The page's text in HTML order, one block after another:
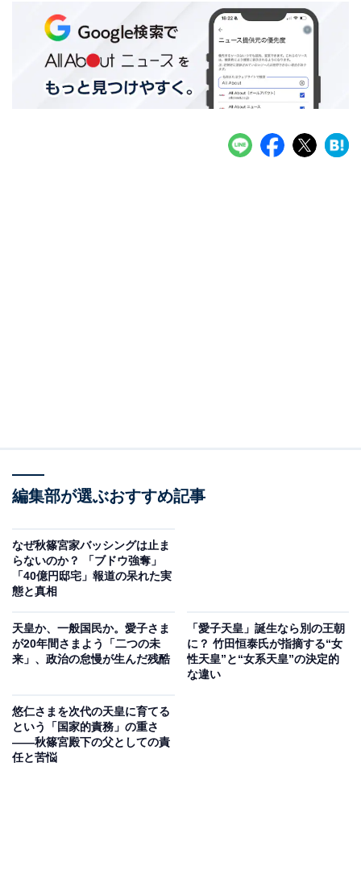
編集部が選ぶおすすめ記事
なぜ秋篠宮家バッシングは止ま
らないのか？ 「ブドウ強奪」
「40億円邸宅」報道の呆れた実
態と真相
天皇か、一般国民か。愛子さま
が20年間さまよう「二つの未
来」、政治の怠慢が生んだ残酷
「愛子天皇」誕生なら別の王朝
に？ 竹田恒泰氏が指摘する“女
性天皇”と“女系天皇”の決定的
な違い
悠仁さまを次代の天皇に育てる
という「国家的責務」の重さ
——秋篠宮殿下の父としての責
任と苦悩